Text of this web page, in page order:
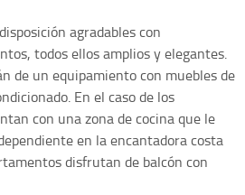
agradables con
todos ellos amplios y elegantes.
de un equipamiento con muebles de
En el caso de los
con una zona de cocina que le
en la encantadora costa
disfrutan de balcón con